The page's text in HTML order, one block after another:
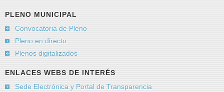
PLENO MUNICIPAL
Convocatoria de Pleno
Pleno en directo
Plenos digitalizados
ENLACES WEBS DE INTERÉS
Sede Electrónica y Portal de Transparencia